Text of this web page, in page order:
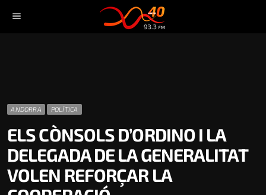
menu
ANDORRA POLÍTICA
ELS CÒNSOLS D’ORDINO I LA
DELEGADA DE LA GENERALITAT
VOLEN REFORÇAR LA